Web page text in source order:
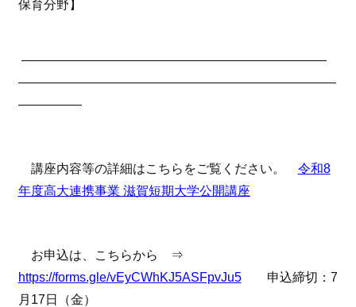
保育分野】
————————————————————————
—————————————————————————
—————
講座内容等の詳細はこちらをご覧ください。 令和8
年度高大連携事業 滋賀短期大学公開講座
お申込は、こちらから ⇒
https://forms.gle/vEyCWhKJ5ASFpvJu5申込締切：7
月17日（金）